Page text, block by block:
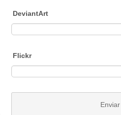
DeviantArt
Flickr
Enviar